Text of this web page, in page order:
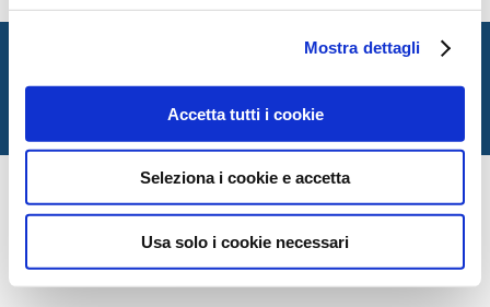
Mostra dettagli
Accetta tutti i cookie
Seleziona i cookie e accetta
Usa solo i cookie necessari
Italian Society for Law and Literature
Via Matteotti, 1 — Urbino PU